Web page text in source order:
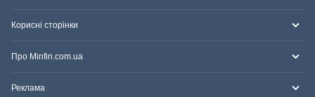
Корисні сторінки
Про Minfin.com.ua
Реклама